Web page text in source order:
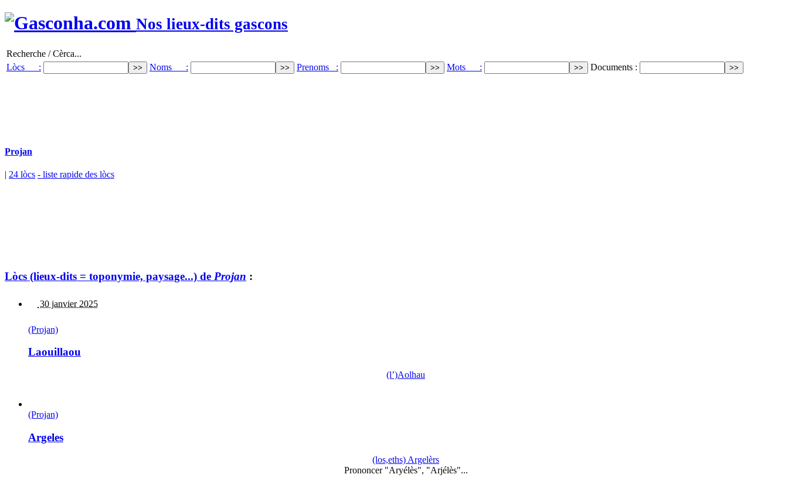
Nos lieux-dits gascons
Recherche / Cèrca...
Lòcs :
Noms : Prenoms : Mots : Documents :
Projan
| 24 lòcs - liste rapide des lòcs
Lòcs (lieux-dits = toponymie, paysage...) de Projan :
30 janvier 2025
(Projan)
Laouillaou
(l’)Aolhau
(Projan)
Argeles
(los,eths) Argelèrs
Prononcer "Aryélès", "Arjélès"...